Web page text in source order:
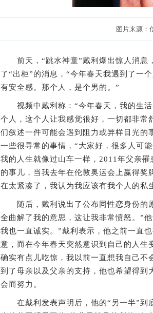
图片来源：
前天，“跳水神童”戴利爆出惊人消息
了“出柜”的消息，“今年春天我遇到了一
有安全感。那个人，是个男的。”
视频中戴利称：“今年春天，我的生活
个人，这个人让我感觉很好，一切都非
们叙述一件可能会遇到阻力或异样目光的
一些很寻常的事情，“大家好，很多人可
我的人生就像过山车一样，2011年父亲
的事儿，当我去年在伦敦奥运会上赢得
在太紧凑了，我认为我应该有我个人的私
随后，戴利说出了公布同性恋身份的
全曲解了我的意思，这让我非常愤怒。”
我也一直诚实。”戴利表示，他之前一直
意，而在今年春天突然意识到自己的人生
确实有点儿吃惊，我以前一直想我自己不
到了母亲以及父亲的支持，他也希望得到
会而努力。
在戴利发表声明后，他的“另一半”到